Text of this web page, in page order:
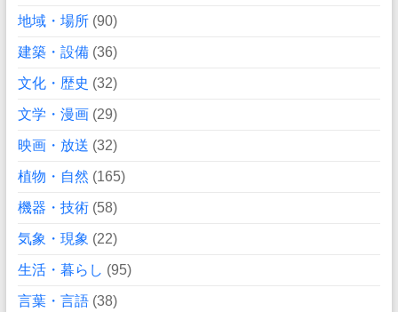
地域・場所(90)
建築・設備(36)
文化・歴史 (32)
文学・漫画(29)
映画・放送 (32)
植物・自然 (165)
機器・技術(58)
気象・現象 (22)
生活・暮らし (95)
言葉・言語(38)